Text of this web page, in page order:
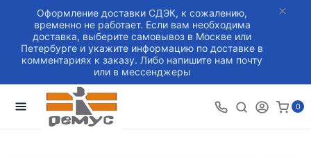
Оформление доставки СДЭК, к сожалению,
временно не работает. Если вам необходима
доставка, выберите самовывоз в Москве или
Петербурге и укажите информацию по доставке в
комментариях к заказу. Либо напишите нам почту
или в мессенджеры
0